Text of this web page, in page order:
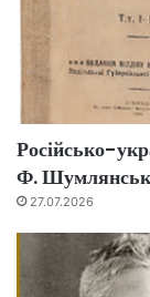
Російсько-
Ф.
27.07.2026